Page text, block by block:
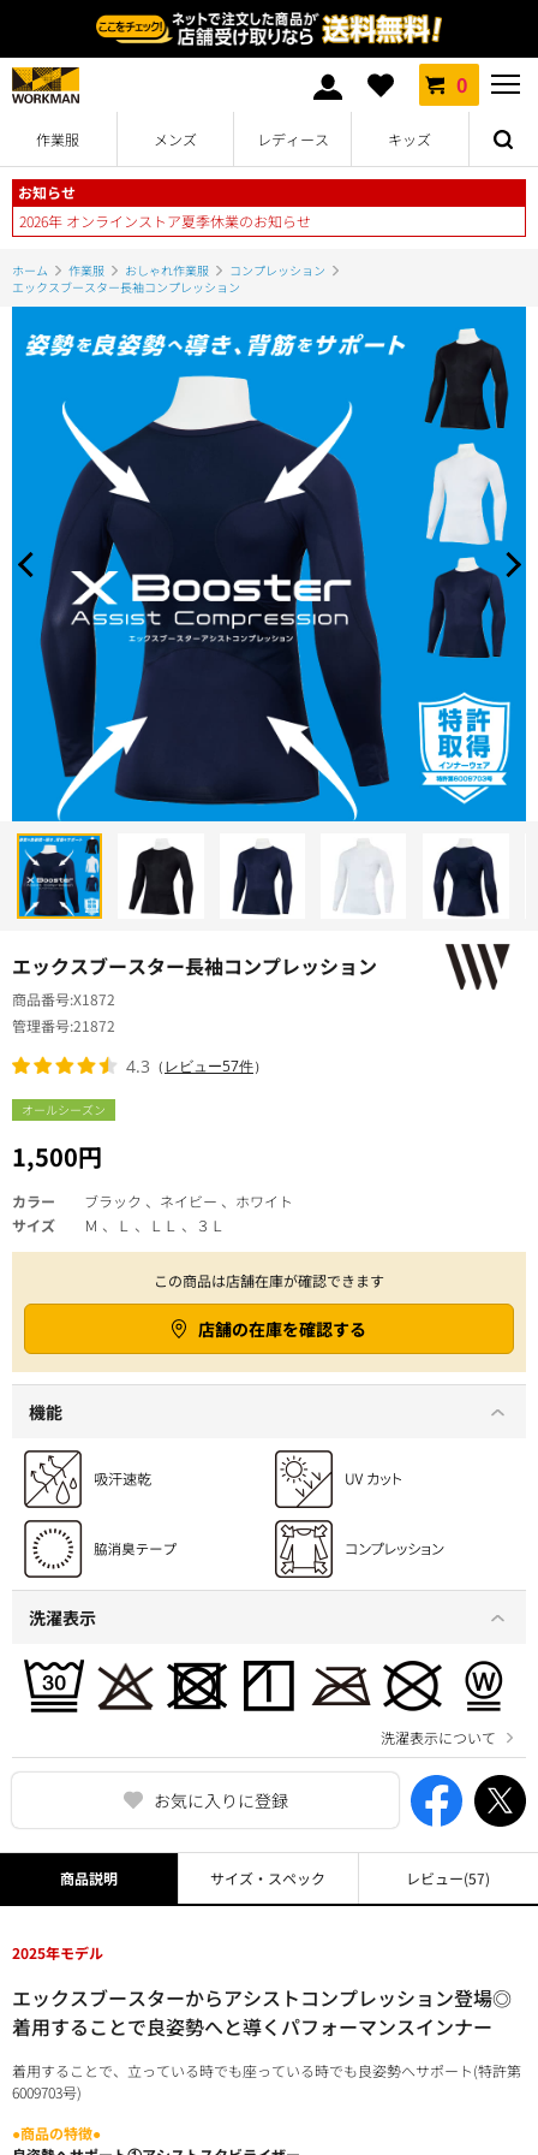
0
作業服 メンズ レディース キッズ
お知らせ
2026年 オンラインストア夏季休業のお知らせ
ホーム 作業服 おしゃれ作業服
コンプレッション
エックスブースター長袖コンプレッション
エックスブースター長袖コンプレッション
オールシーズン
1,500円
商品番号X1872
管理番号21872
4.3 （レビュー57件）
お気に入りに登録
カラー
ブラック 、ネイビー 、ホワイト
サイズ
Ｍ 、Ｌ 、ＬＬ 、３Ｌ
この商品は店舗在庫が確認できます
店舗の在庫を確認する
機能
洗濯表示
洗濯表示について
商品説明
2025年モデル
エックスブースターからアシストコンプレッション登場◎
着用することで良姿勢へと導くパフォーマンスインナー
着用することで、立っている時でも座っている時でも良姿勢へサポート(特許第
6009703号)
●商品の特徴●
サイズ・スペック レビュー(57)